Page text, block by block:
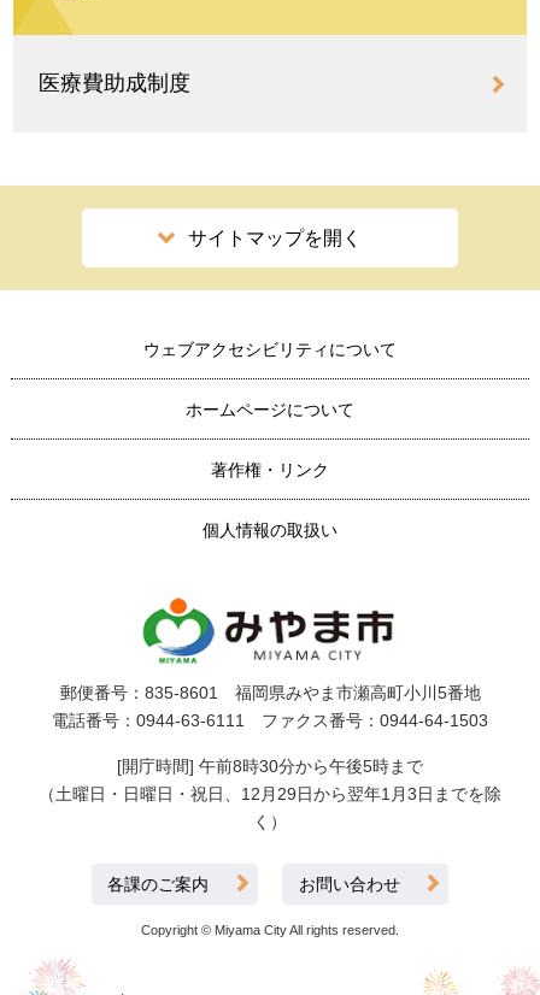
医療費助成制度
サイトマップを開く
ウェブアクセシビリティについて
ホームページについて
著作権・リンク
個人情報の取扱い
郵便番号：835-8601 福岡県みやま市瀬高町小川5番地
電話番号：0944-63-6111 ファクス番号：0944-64-1503
[開庁時間] 午前8時30分から午後5時まで
（土曜日・日曜日・祝日、12月29日から翌年1月3日までを除
く）
各課のご案内 お問い合わせ
Copyright © Miyama City All rights reserved.